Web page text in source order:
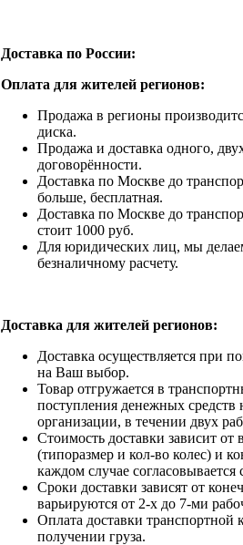
Доставка по России:
Оплата для жителей регионов:
Продажа в регионы
диска.
Продажа и доставка одного,
договорённости.
Доставка по Москве до
больше, бесплатная.
Доставка по Москве до
стоит 1000 руб.
Для юридических лиц, мы
безналичному расчету.
Доставка для жителей регионов:
Доставка осуществляется при
на Ваш выбор.
Товар отгружается в
поступления денежных средств
организации, в течении двух
Стоимость доставки зависит от
(типоразмер и кол-во колес) и
каждом случае
Сроки доставки зависят от
варьируются от 2-х до 7-ми
Оплата доставки транспортной
получении груза.